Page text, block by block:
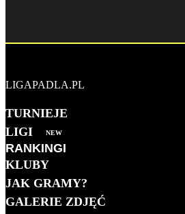
LIGAPADLA.PL
TURNIEJE
LIGI
NEW
RANKINGI
MĘŻCZYZN 2026
KOBIET 2026
KLUBY
JAK GRAMY?
GALERIE ZDJĘĆ